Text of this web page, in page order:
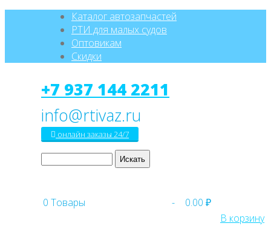
Каталог автозапчастей
РТИ для малых судов
Оптовикам
Скидки
+7 937 144 2211
онлайн заказы 24/7
0 Товары -
0.00 ₽
В корзину